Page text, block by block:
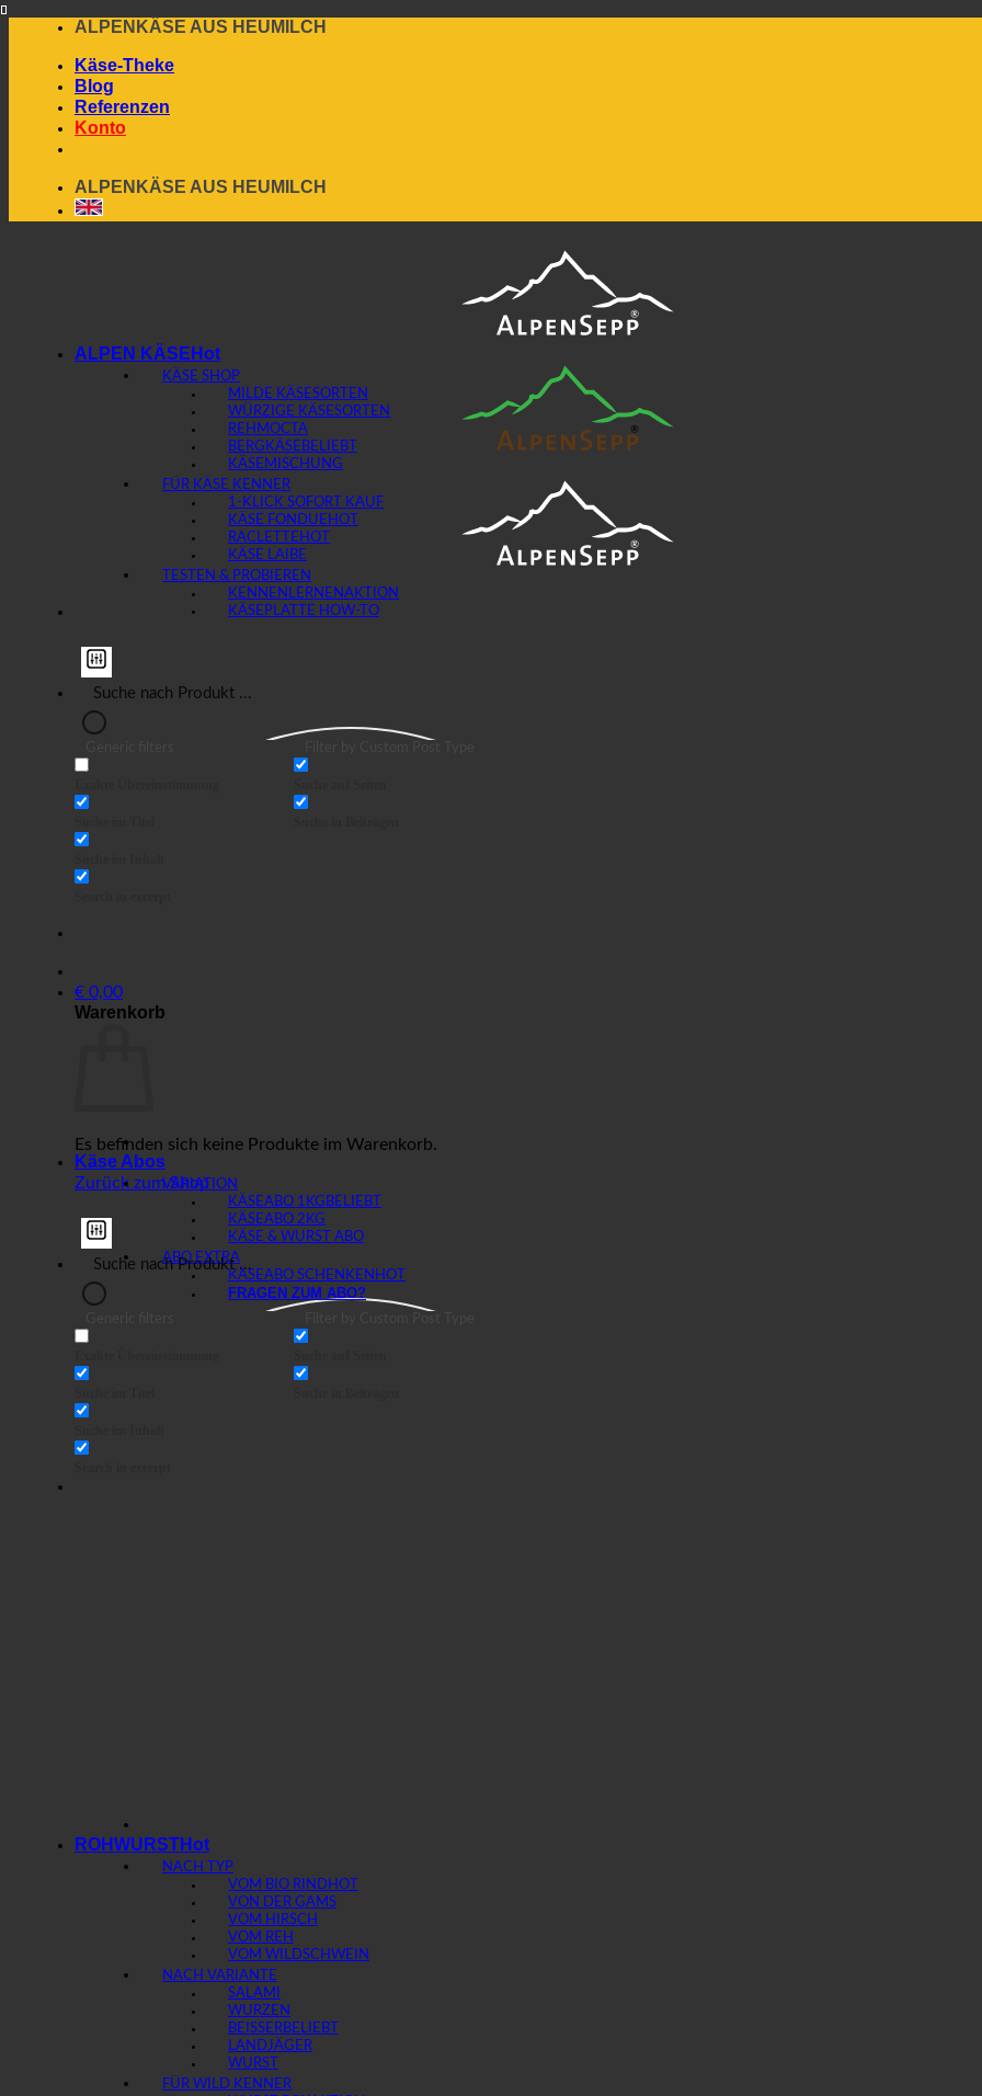
content
ALPENKÄSE AUS HEUMILCH
Käse-Theke
Blog
Referenzen
Konto
ALPENKÄSE AUS HEUMILCH
€ 0,00
Warenkorb
Es befinden sich keine Produkte im Warenkorb.
Zurück zum Shop
ALPEN KÄSE
KÄSE SHOP
MILDE KÄSESORTEN
WÜRZIGE KÄSESORTEN
REHMOCTA
BERGKÄSE
KÄSEMISCHUNG
FÜR KÄSE KENNER
1-KLICK SOFORT KAUF
KÄSE FONDUE
RACLETTE
KÄSE LAIBE
TESTEN & PROBIEREN
KENNENLERNEN
KÄSEPLATTE HOW-TO
Käse Abos
VARIATION
KÄSEABO 1KG
KÄSEABO 2KG
KÄSE & WURST ABO
ABO EXTRA
KÄSEABO SCHENKEN
FRAGEN ZUM ABO?
ROHWURST
NACH TYP
VOM BIO RIND
VON DER GAMS
VOM HIRSCH
VOM REH
VOM WILDSCHWEIN
NACH VARIANTE
SALAMI
WURZEN
BEISSER
LANDJÄGER
WURST
FÜR WILD KENNER